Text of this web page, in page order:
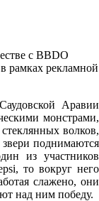
с BBDO
рамках рекламной
Аравии
монстрами,
волков,
поднимаются
из участников
то вокруг него
слажено, они
над ним победу.